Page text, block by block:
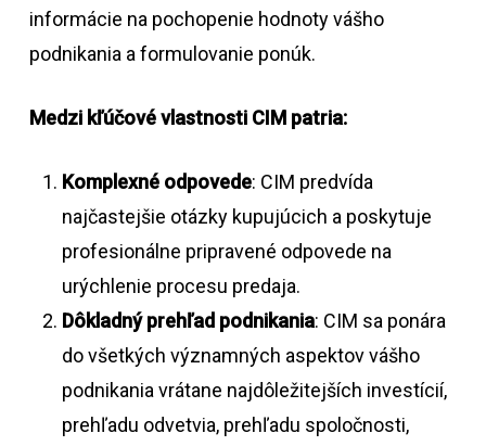
informácie na pochopenie hodnoty vášho
podnikania a formulovanie ponúk.
Medzi kľúčové vlastnosti CIM patria:
Komplexné odpovede: CIM predvída
najčastejšie otázky kupujúcich a poskytuje
profesionálne pripravené odpovede na
urýchlenie procesu predaja.
Dôkladný prehľad podnikania: CIM sa ponára
do všetkých významných aspektov vášho
podnikania vrátane najdôležitejších investícií,
prehľadu odvetvia, prehľadu spoločnosti,